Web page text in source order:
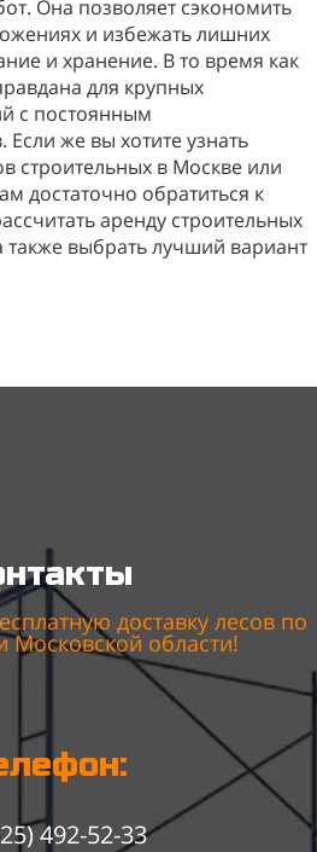
Она позволяет сэкономить
и избежать лишних
и хранение. В то время как
для крупных
с постоянным
же вы хотите узнать
строительных в Москве или
достаточно обратиться к
аренду строительных
также выбрать лучший вариант
доставку лесов по
Московской области!
492-52-33